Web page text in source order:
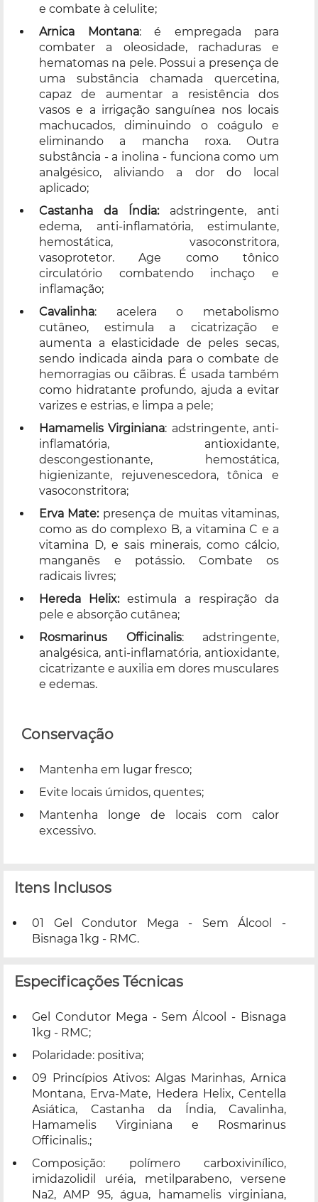
e combate à celulite;
Arnica Montana: é empregada para
combater a oleosidade, rachaduras e
hematomas na pele. Possui a presença de
uma substância chamada quercetina,
capaz de aumentar a resistência dos
vasos e a irrigação sanguínea nos locais
machucados, diminuindo o coágulo e
eliminando a mancha roxa. Outra
substância - a inolina - funciona como um
analgésico, aliviando a dor do local
aplicado;
Castanha da Índia:adstringente, anti
edema, anti-inflamatória, estimulante,
hemostática, vasoconstritora,
vasoprotetor. Age como tônico
circulatório combatendo inchaço e
inflamação;
Cavalinha: acelera o metabolismo
cutâneo, estimula a cicatrização e
aumenta a elasticidade de peles secas,
sendo indicada ainda para o combate de
hemorragias ou cãibras. É usada também
como hidratante profundo, ajuda a evitar
varizes e estrias, e limpa a pele;
Hamamelis Virginiana: adstringente, anti-
inflamatória, antioxidante,
descongestionante, hemostática,
higienizante, rejuvenescedora, tônica e
vasoconstritora;
Erva Mate:presença de muitas vitaminas,
como as do complexo B, a vitamina C e a
vitamina D, e sais minerais, como cálcio,
manganês e potássio. Combate os
radicais livres;
Hereda Helix: estimula a respiração da
pele e absorção cutânea;
Rosmarinus Officinalis: adstringente,
analgésica, anti-inflamatória, antioxidante,
cicatrizante e auxilia em dores musculares
e edemas.
Conservação
Mantenha em lugar fresco;
Evite locais úmidos, quentes;
Mantenha longe de locais com calor
excessivo.
Itens Inclusos
01 Gel Condutor Mega - Sem Álcool -
Bisnaga 1kg - RMC.
Especificações Técnicas
Gel Condutor Mega - Sem Álcool - Bisnaga
1kg - RMC;
Polaridade: positiva;
09 Princípios Ativos: Algas Marinhas, Arnica
Montana, Erva-Mate, Hedera Helix, Centella
Asiática, Castanha da Índia, Cavalinha,
Hamamelis Virginiana e Rosmarinus
Officinalis.;
Composição: polímero carboxivinílico,
imidazolidil uréia, metilparabeno, versene
Na2, AMP 95, água, hamamelis virginiana,